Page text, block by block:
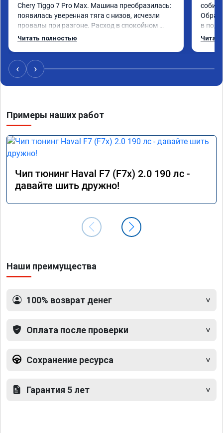
Chery Tiggo 7 Pro Max. Машина преобразилась:
появилась уверенная тяга с низов, исчезли
провалы при разгоне. Расход в спокойном
режиме даже немного снизился. Все сделали
Читать полностью
в
‹ ›
Примеры наших работ
Чип тюнинг Haval F7 (F7x) 2.0 190 лс -
давайте шить дружно!
Наши преимущества
100% возврат денег
Оплата после проверки
Сохранение ресурса
Гарантия 5 лет